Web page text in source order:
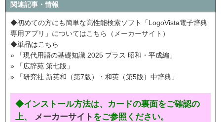
関連記事・情報
◆初めての方にも簡単な高性能検索ソフト「LogoVista電子辞典
専用アプリ」についてはこちら（メーカーサイト）
◆単品はこちら
» 「現代用語の基礎知識 2025 プラス 昭和・平成編」
» 「広辞苑 第七版」
» 「研究社 新英和（第7版）・和英（第5版）中辞典」
◆インストール方法は、カードの裏面をご確認の
上、 メーカーサイト をご参照ください。